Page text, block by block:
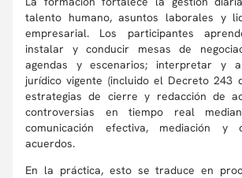
talento humano, asuntos laborales y
empresarial. Los participantes
instalar y conducir mesas de
agendas y escenarios; interpretar y
jurídico vigente (incluido el Decreto 243
estrategias de cierre y redacción de
controversias en tiempo real
comunicación efectiva, mediación y
acuerdos.
En la práctica, esto se traduce en